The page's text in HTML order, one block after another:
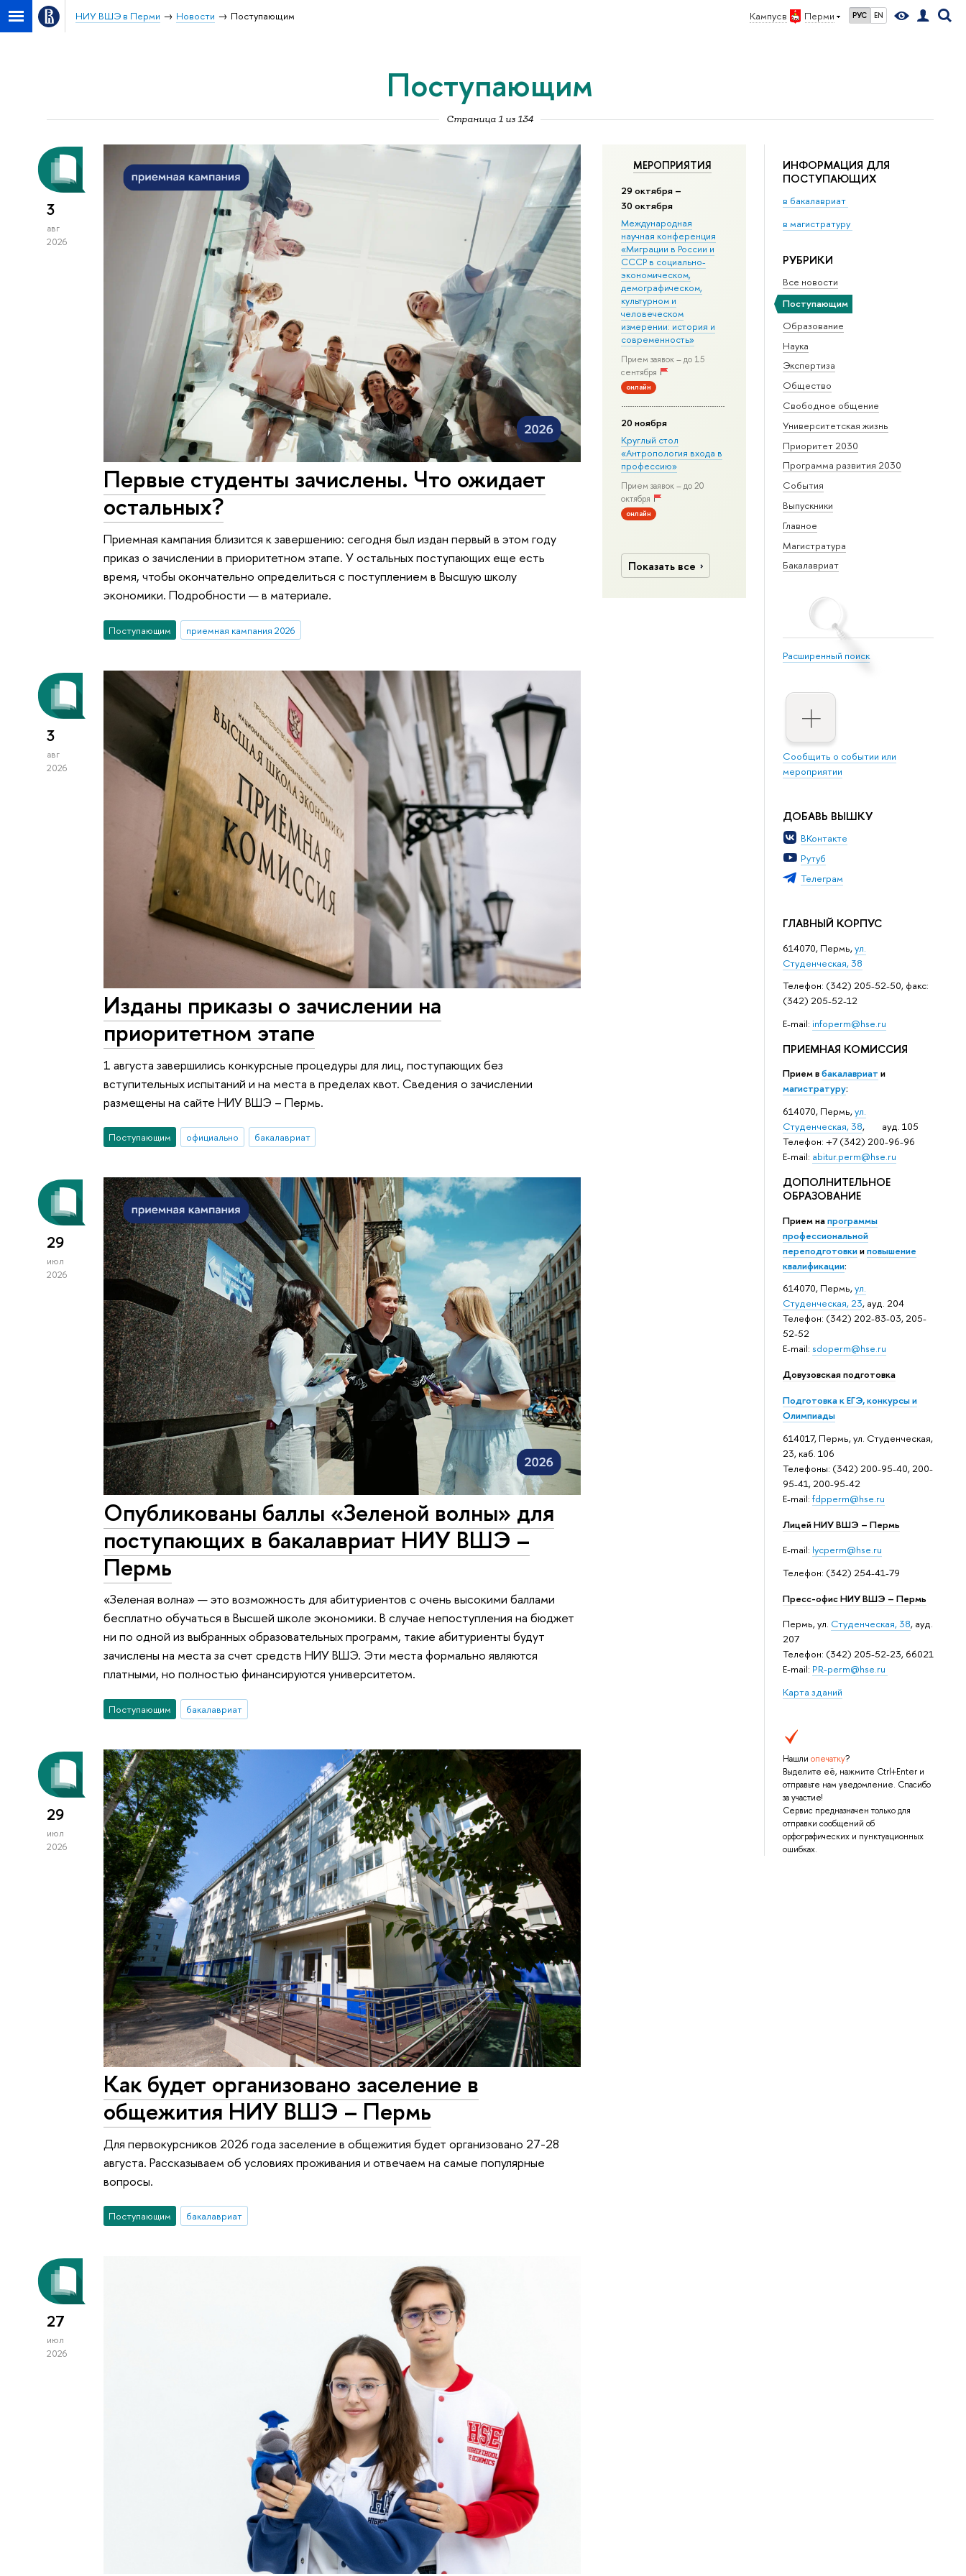
Кампус в Перми РУС EN
НИУ ВШЭ в Перми Новости Поступающим
Поступающим
Страница 1 из 134
ИНФОРМАЦИЯ ДЛЯ
ПОСТУПАЮЩИХ
в бакалавриат
в магистратуру
РУБРИКИ
Все новости
Поступающим
Образование
Наука
Экспертиза
Общество
Свободное общение
Университетская жизнь
Приоритет 2030
Программа развития 2030
События
Выпускники
Главное
Магистратура
Бакалавриат
Расширенный поиск
Сообщить о событии или
мероприятии
ДОБАВЬ ВЫШКУ
ВКонтакте
Рутуб
Телеграм
ГЛАВНЫЙ КОРПУС
614070, Пермь,ул.
Студенческая, 38
Телефон: (342) 205-52-50, факс:
(342) 205-52-12
Е-mail: infoperm@hse.ru
ПРИЕМНАЯ КОМИССИЯ
Прием вбакалавриат и
магистратуру:
614070, Пермь,ул.
Студенческая, 38, ауд. 105
Телефон: +7 (342) 200-96-96
E-mail: abitur.perm@hse.ru
ДОПОЛНИТЕЛЬНОЕ
ОБРАЗОВАНИЕ
Прием напрограммы
профессиональной
переподготовкииповышение
квалификации:
614070, Пермь,ул.
Студенческая, 23, ауд. 204
Телефон: (342) 202-83-03, 205-
52-52
E-mail: sdoperm@hse.ru
Довузовская подготовка
Подготовка к ЕГЭ, конкурсы и
Олимпиады
614017, Пермь, ул. Студенческая,
23, каб. 106
Телефоны: (342) 200-95-40, 200-
95-41, 200-95-42
E-mail: fdpperm@hse.ru
Лицей НИУ ВШЭ – Пермь
E-mail: lycperm@hse.ru
Телефон: (342) 254-41-79
Пресс-офис НИУ ВШЭ – Пермь
Пермь, ул. Студенческая, 38, ауд.
207
Телефон: (342) 205-52-23, 66021
E-mail: PR-perm@hse.ru
Карта зданий
Нашли опечатку?
Выделите её, нажмите Ctrl+Enter и
отправьте нам уведомление. Спасибо
за участие!
Сервис предназначен только для
отправки сообщений об
орфографических и пунктуационных
ошибках.
МЕРОПРИЯТИЯ
29 октября –
30 октября
Международная
научная конференция
«Миграции в Росcии и
СССР в социально-
экономическом,
демографическом,
культурном и
человеческом
измерении: история и
современность»
Прием заявок – до 15
сентября
онлайн
20 ноября
Круглый стол
«Антропология входа в
профессию»
Прием заявок – до 20
октября
онлайн
Показать все
3
авг
2026
Первые студенты зачислены. Что ожидает
остальных?
Приемная кампания близится к завершению: сегодня был издан первый в этом году
приказ о зачислении в приоритетном этапе. У остальных поступающих еще есть
время, чтобы окончательно определиться с поступлением в Высшую школу
экономики. Подробности — в материале.
Поступающим приемная кампания 2026
3
авг
2026
Изданы приказы о зачислении на
приоритетном этапе
1 августа завершились конкурсные процедуры для лиц, поступающих без
вступительных испытаний и на места в пределах квот. Сведения о зачислении
размещены на сайте НИУ ВШЭ – Пермь.
Поступающим официально бакалавриат
29
июл
2026
Опубликованы баллы «Зеленой волны» для
поступающих в бакалавриат НИУ ВШЭ –
Пермь
«Зеленая волна» — это возможность для абитуриентов с очень высокими баллами
бесплатно обучаться в Высшей школе экономики. В случае непоступления на бюджет
ни по одной из выбранных образовательных программ, такие абитуриенты будут
зачислены на места за счет средств НИУ ВШЭ. Эти места формально являются
платными, но полностью финансируются университетом.
Поступающим бакалавриат
29
июл
2026
Как будет организовано заселение в
общежития НИУ ВШЭ – Пермь
Для первокурсников 2026 года заселение в общежития будет организовано 27-28
августа. Рассказываем об условиях проживания и отвечаем на самые популярные
вопросы.
Поступающим бакалавриат
27
июл
2026